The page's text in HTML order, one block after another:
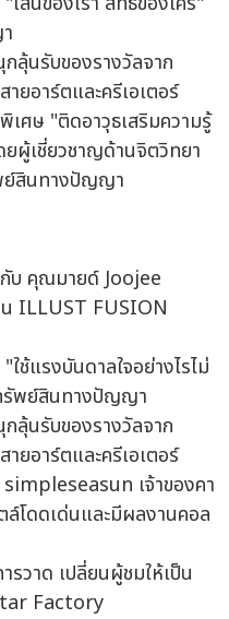
ลุ้นรับของรางวัลจาก
ยอาร์ตและครีเอเตอร์
ศษ "ติดอาวุธเสริมความรู้
ยผู้เชี่ยวชาญด้านจิตวิทยา
ย์สินทางปัญญา
บ คุณมายด์ Joojee
ILLUST FUSION
ช้แรงบันดาลใจอย่างไรไม่
รัพย์สินทางปัญญา
ลุ้นรับของรางวัลจาก
ยอาร์ตและครีเอเตอร์
เจ้าของคา
โดดเด่นและมีผลงานคอล
วาด เปลี่ยนผู้ชมให้เป็น
Factory